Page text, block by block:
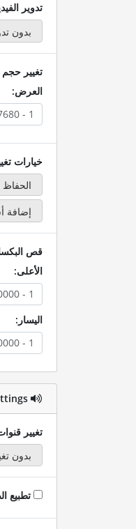
تدوير
تغيير حجم
العرض:
خيارات
قص
الأعلى:
اليسار:
Optional Audio settings
تغيير
تطبيع